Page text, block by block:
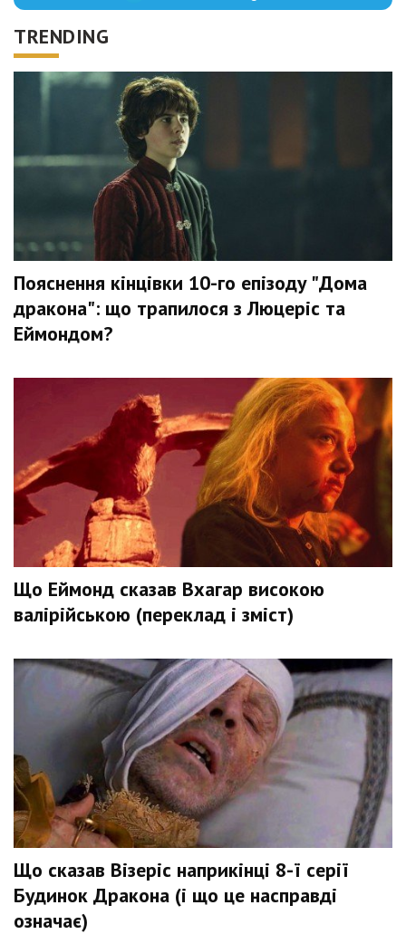
TRENDING
Пояснення кінцівки 10-го епізоду "Дома
дракона": що трапилося з Люцеріс та
Еймондом?
Що Еймонд сказав Вхагар високою
валірійською (переклад і зміст)
Що сказав Візеріс наприкінці 8-ї серії
Будинок Дракона (і що це насправді
означає)